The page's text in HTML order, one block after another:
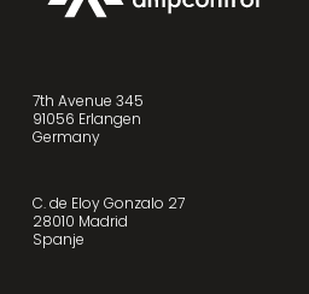
7th Avenue 345
91056 Erlangen
Germany
C. de Eloy Gonzalo 27
28010 Madrid
Spanje